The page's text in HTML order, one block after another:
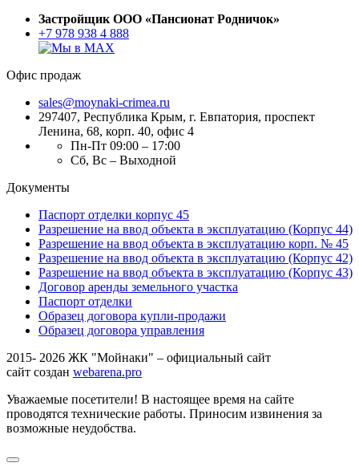
Застройщик ООО «Пансионат Родничок»
+7 978 938 4 888
Офис продаж
sales@moynaki-crimea.ru
297407, Республика Крым, г. Евпатория, проспект
Ленина, 68, корп. 40, офис 4
Пн-Пт 09:00 – 17:00
Сб, Вс – Выходной
Документы
Паспорт отделки корпус 45
Разрешение на ввод объекта в эксплуатацию (Корпус 44)
Разрешение на ввод объекта в эксплуатацию корп. № 45
Разрешение на ввод объекта в эксплуатацию (Корпус 42)
Разрешение на ввод объекта в эксплуатацию (Корпус 43)
Договор аренды земельного участка
Паспорт отделки
Образец договора купли-продажи
Образец договора управления
2015- 2026 ЖК "Мойнаки" – официальный сайт
сайт создан webarena.pro
Уважаемые посетители! В настоящее время на сайте
проводятся технические работы. Приносим извинения за
возможные неудобства.